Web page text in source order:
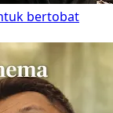
bertobat